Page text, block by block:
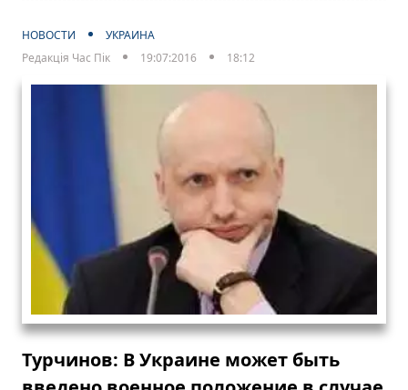
НОВОСТИ
УКРАИНА
Редакція Час Пік
19:07:2016 18:12
Турчинов: В Украине может быть